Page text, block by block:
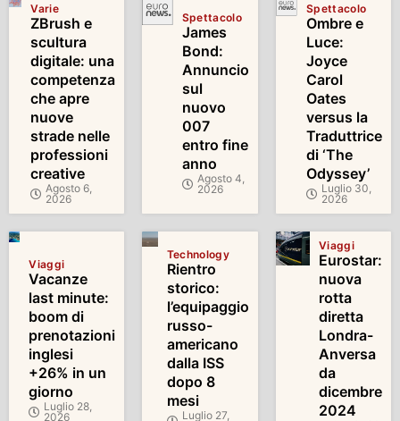
Varie
ZBrush e
scultura
digitale: una
competenza
che apre
nuove
strade nelle
professioni
creative
Agosto 6,
2026
Spettacolo
James
Bond:
Annuncio
sul
nuovo
007
entro fine
anno
Agosto 4,
2026
Spettacolo
Ombre e
Luce:
Joyce
Carol
Oates
versus la
Traduttrice
di ‘The
Odyssey’
Luglio 30,
2026
Viaggi
Vacanze
last minute:
boom di
prenotazioni
inglesi
+26% in un
giorno
Luglio 28,
2026
Technology
Rientro
storico:
l’equipaggio
russo-
americano
dalla ISS
dopo 8
mesi
Luglio 27,
Viaggi
Eurostar:
nuova
rotta
diretta
Londra-
Anversa
da
dicembre
2024